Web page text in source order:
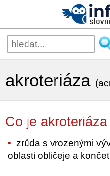
akroteriáza
Co je
zrůda s vrozenými
oblasti obličeje a